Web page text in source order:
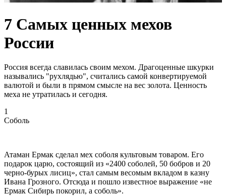
7 Самых ценных мехов
России
Россия всегда славилась своим мехом. Драгоценные шкурки
назывались "рухлядью", считались самой конвертируемой
валютой и были в прямом смысле на вес золота. Ценность
меха не утратилась и сегодня.
1
Соболь
Атаман Ермак сделал мех соболя культовым товаром. Его
подарок царю, состоящий из «2400 соболей, 50 бобров и 20
черно-бурых лисиц», стал самым весомым вкладом в казну
Ивана Грозного. Отсюда и пошло известное выражение «не
Ермак Сибирь покорил, а соболь».